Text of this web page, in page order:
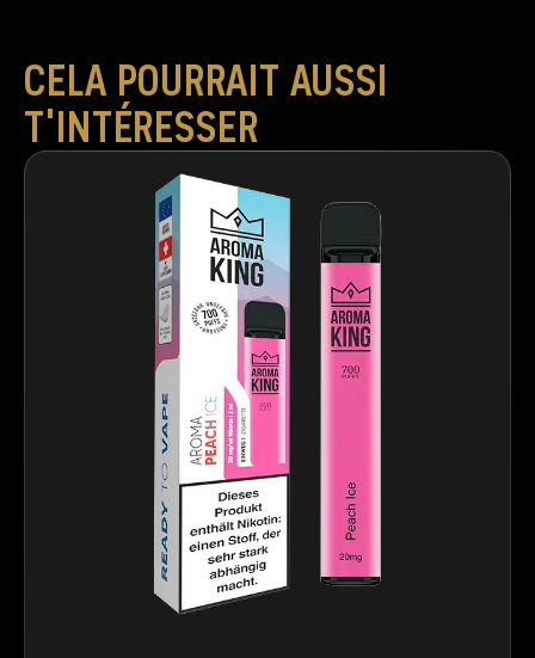
CELA POURRAIT AUSSI
T'INTÉRESSER